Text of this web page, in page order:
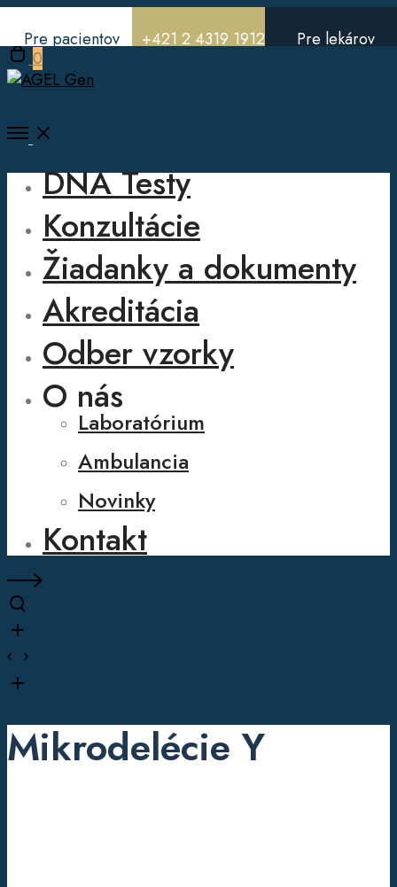
Pre pacientov +421 2 4319 1912 Pre lekárov
Open
cart
0
Open
Menu
DNA Testy
Konzultácie
Žiadanky a dokumenty
Akreditácia
Odber vzorky
O nás
Laboratórium
Ambulancia
Novinky
Kontakt
Mikrodelécie Y